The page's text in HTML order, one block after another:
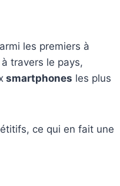
les premiers à
travers le pays,
smartphones les plus
ce qui en fait une